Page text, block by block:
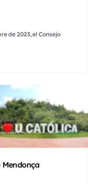
de 2023, el Consejo
Mendonça